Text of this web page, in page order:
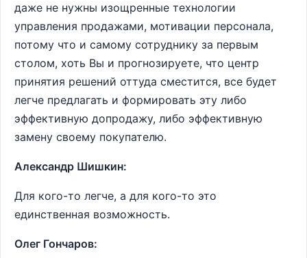
даже не нужны изощренные технологии
управления продажами, мотивации персонала,
потому что и самому сотруднику за первым
столом, хоть Вы и прогнозируете, что центр
принятия решений оттуда сместится, все будет
легче предлагать и формировать эту либо
эффективную допродажу, либо эффективную
замену своему покупателю.
Александр Шишкин:
Для кого-то легче, а для кого-то это
единственная возможность.
Олег Гончаров: